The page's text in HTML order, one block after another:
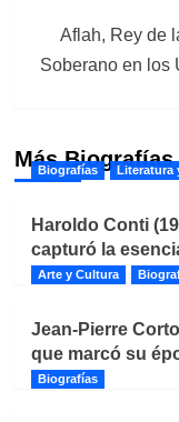
Aflah, Rey de
Soberano en los
Más Biografías
Biografías Literatura
Haroldo Conti
capturó la
Arte y Cultura
Jean-Pierre
que marcó su
Biografías